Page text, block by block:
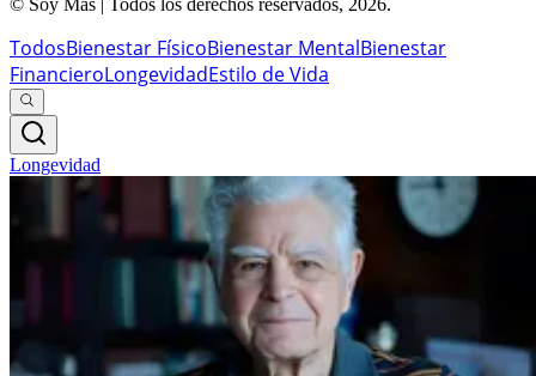
© Soy Más | Todos los derechos reservados, 2026.
TodosBienestar FísicoBienestar MentalBienestar
FinancieroLongevidadEstilo de Vida
Longevidad